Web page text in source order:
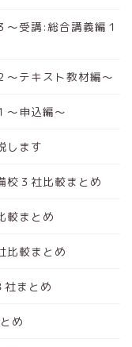
～受講:総合講義編１
～テキスト教材編～
～申込編～
します
校３社比較まとめ
較まとめ
比較まとめ
まとめ
め